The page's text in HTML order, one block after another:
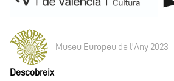
Museu Europeu de l'Any 2023
Descobreix